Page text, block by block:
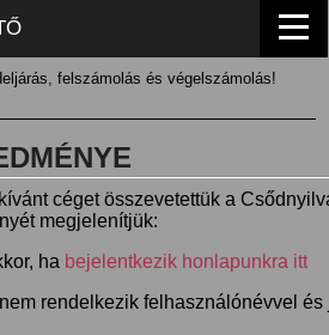
felszámolás és végelszámolás!
céget összevetettük a
megjelenítjük:
ha bejelentkezik honlapunkra itt
rendelkezik felhasználónévvel